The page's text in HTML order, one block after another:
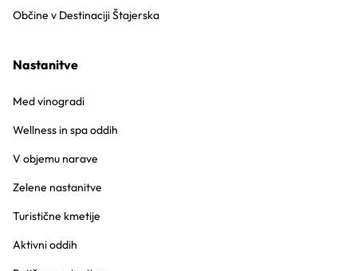
Občine v Destinaciji Štajerska
Nastanitve
Med vinogradi
Wellness in spa oddih
V objemu narave
Zelene nastanitve
Turistične kmetije
Aktivni oddih